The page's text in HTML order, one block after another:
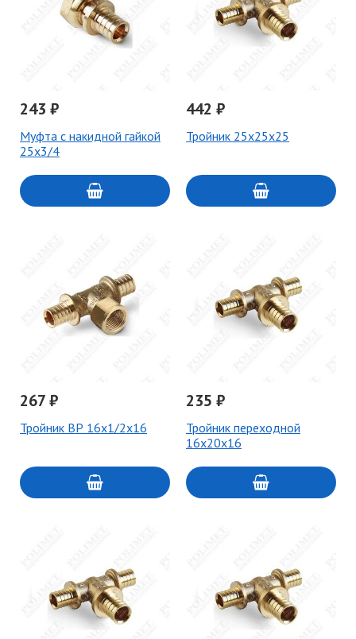
243 ₽
Муфта с накидной гайкой
25x3/4
442 ₽
Тройник 25x25x25
267 ₽
Тройник ВР 16x1/2x16
235 ₽
Тройник переходной
16x20x16